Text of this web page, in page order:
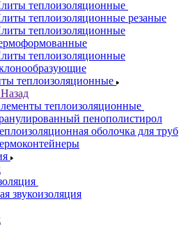
теплоизоляционные
теплоизоляционные резаные
теплоизоляционные
теплоизоляционные
теплоизоляционные
Назад
теплоизоляционные
пенополистирол
оболочка для труб
звукоизоляция